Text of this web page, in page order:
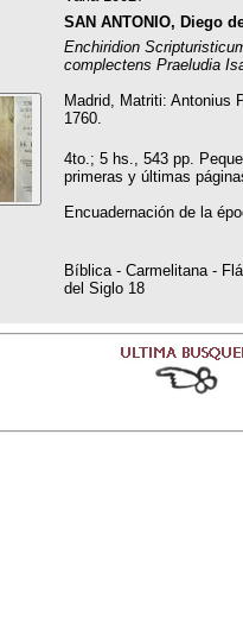
SAN ANTONIO, Diego
Enchiridion
complectens Praeludia
Madrid, Matriti: Antonius
1760.
4to.; 5 hs., 543 pp.
primeras y últimas
Encuadernación de la
Bíblica - Carmelitana -
del Siglo 18